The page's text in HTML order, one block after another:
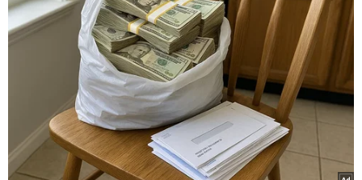
HLV Kim Sang-sik: 'Tôi mong Đình
Bắc vươn xa hơn tầm Đông Nam Á'
07/08/2026 16:54
ASEAN Cup 2026: Tuyển Việt Nam
thẳng tiến vào bán kết với thành tích